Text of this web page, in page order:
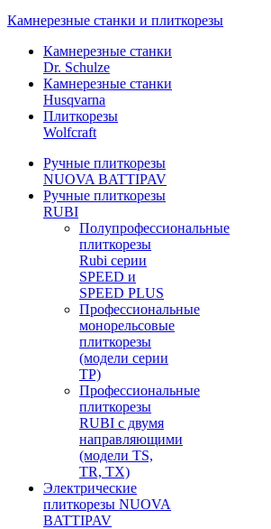
Камнерезные станки и плиткорезы
Камнерезные станки
Dr. Schulze
Камнерезные станки
Husqvarna
Плиткорезы
Wolfcraft
Ручные плиткорезы
NUOVA BATTIPAV
Ручные плиткорезы
RUBI
Полупрофессиональные
плиткорезы
Rubi серии
SPEED и
SPEED PLUS
Профессиональные
монорельсовые
плиткорезы
(модели серии
TP)
Профессиональные
плиткорезы
RUBI с двумя
направляющими
(модели TS,
TR, TX)
Электрические
плиткорезы NUOVA
BATTIPAV